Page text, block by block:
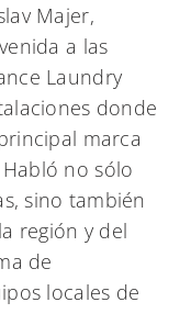
Majer,
a las
Laundry
donde
marca
no sólo
sino también
región y del
de
locales de